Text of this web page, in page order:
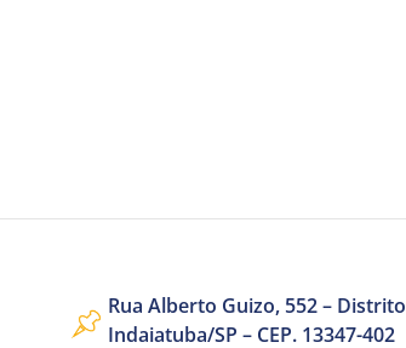
Rua Alberto Guizo, 552 –
Indaiatuba/SP – CEP. 13347-402